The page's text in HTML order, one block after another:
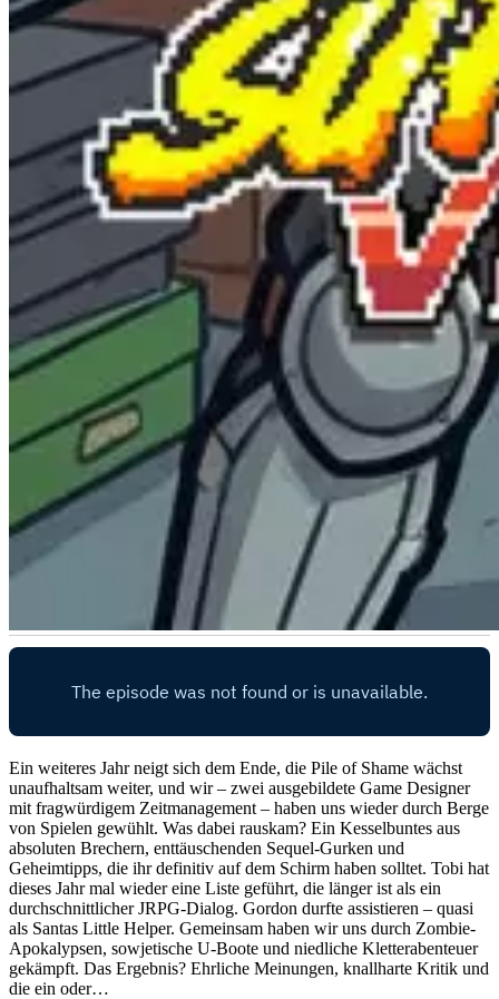
Ein weiteres Jahr neigt sich dem Ende, die Pile of Shame wächst
unaufhaltsam weiter, und wir – zwei ausgebildete Game Designer
mit fragwürdigem Zeitmanagement – haben uns wieder durch Berge
von Spielen gewühlt. Was dabei rauskam? Ein Kesselbuntes aus
absoluten Brechern, enttäuschenden Sequel-Gurken und
Geheimtipps, die ihr definitiv auf dem Schirm haben solltet. Tobi hat
dieses Jahr mal wieder eine Liste geführt, die länger ist als ein
durchschnittlicher JRPG-Dialog. Gordon durfte assistieren – quasi
als Santas Little Helper. Gemeinsam haben wir uns durch Zombie-
Apokalypsen, sowjetische U-Boote und niedliche Kletterabenteuer
gekämpft. Das Ergebnis? Ehrliche Meinungen, knallharte Kritik und
die ein oder…